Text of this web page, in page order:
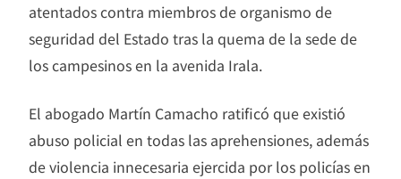
atentados contra miembros de organismo de
seguridad del Estado tras la quema de la sede de
los campesinos en la avenida Irala.
El abogado Martín Camacho ratificó que existió
abuso policial en todas las aprehensiones, además
de violencia innecesaria ejercida por los policías en